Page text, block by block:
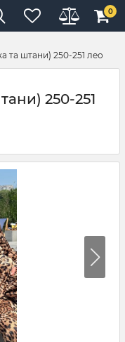
0
та штани) 250-251 лео
250-251